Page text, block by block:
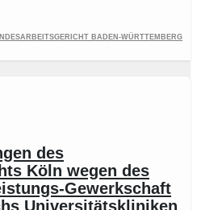
Baden-Württemberg
des
Köln wegen des
Gewerkschaft
Universitätskliniken